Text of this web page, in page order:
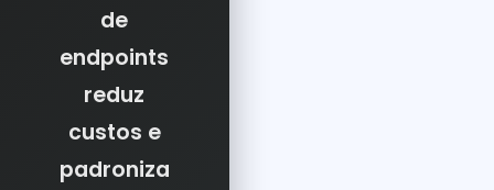
de
endpoints
reduz
custos e
padroniza